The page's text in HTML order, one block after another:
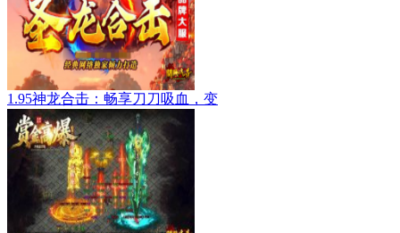
1.95神龙合击：畅享刀刀吸血，变